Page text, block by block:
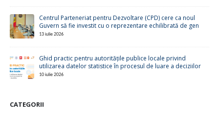
Centrul Parteneriat pentru Dezvoltare (CPD) cere ca noul
Guvern să fie investit cu o reprezentare echilibrată de gen
13 iulie 2026
Ghid practic pentru autoritățile publice locale privind
utilizarea datelor statistice în procesul de luare a deciziilor
10 iulie 2026
CATEGORII